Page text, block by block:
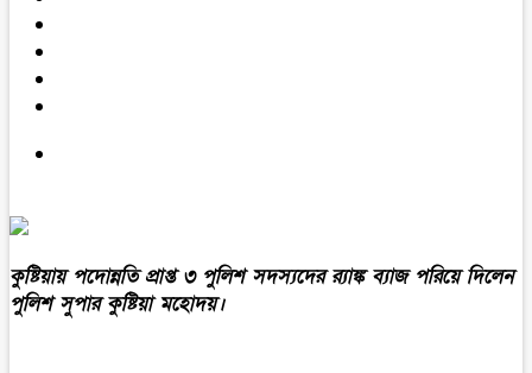
কুষ্টিয়ায় পদোন্নতি প্রাপ্ত ৩ পুলিশ সদস্যদের র‍্যাঙ্ক ব্যাজ পরিয়ে দিলেন
পুলিশ সুপার কুষ্টিয়া মহোদয়।